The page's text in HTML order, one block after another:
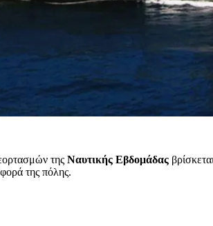
της Ναυτικής Εβδομάδας
της πόλης.